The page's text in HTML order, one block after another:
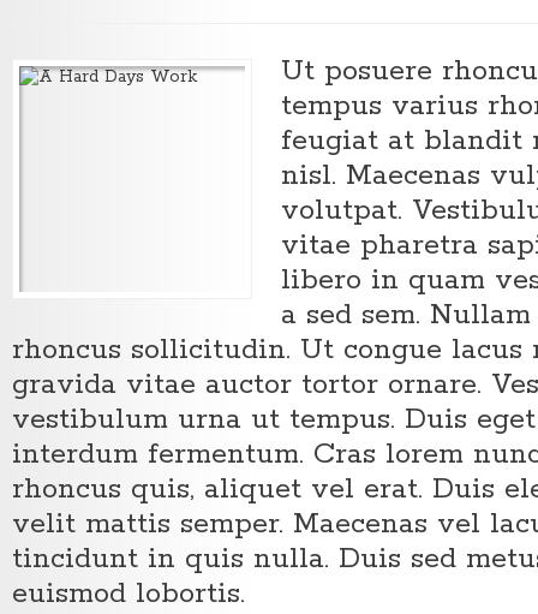
Ut posuere
tempus varius
feugiat at blandit
nisl. Maecenas
volutpat.
vitae pharetra
libero in quam
a sed sem.
rhoncus sollicitudin. Ut congue lacus
gravida vitae auctor tortor ornare.
vestibulum urna ut tempus. Duis
interdum fermentum. Cras lorem
rhoncus quis, aliquet vel erat. Duis
velit mattis semper. Maecenas vel
tincidunt in quis nulla. Duis sed
euismod lobortis.